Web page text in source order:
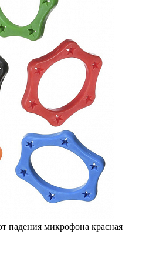
падения микрофона красная